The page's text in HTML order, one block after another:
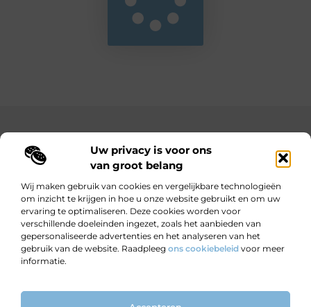
Uw privacy is voor ons
van groot belang
Wij maken gebruik van cookies en vergelijkbare technologieën
om inzicht te krijgen in hoe u onze website gebruikt en om uw
ervaring te optimaliseren. Deze cookies worden voor
verschillende doeleinden ingezet, zoals het aanbieden van
gepersonaliseerde advertenties en het analyseren van het
gebruik van de website. Raadpleeg ons cookiebeleid voor meer
informatie.
Bekende Nederlanders
Wijzer worden door verhalen.
Motiverende en informatieve blogs voor nieuwsgierige lezers en
doeners.